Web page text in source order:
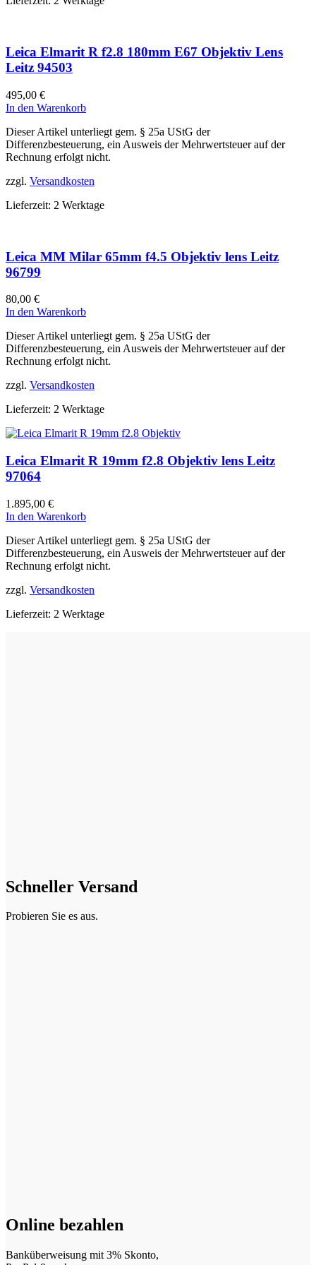
Leica Elmarit R f2.8 180mm E67 Objektiv Lens
Leitz 94503
495,00 €
In den Warenkorb
Dieser Artikel unterliegt gem. § 25a UStG der
Differenzbesteuerung, ein Ausweis der Mehrwertsteuer auf der
Rechnung erfolgt nicht.
zzgl. Versandkosten
Lieferzeit: 2 Werktage
Leica MM Milar 65mm f4.5 Objektiv lens Leitz
96799
80,00 €
In den Warenkorb
Dieser Artikel unterliegt gem. § 25a UStG der
Differenzbesteuerung, ein Ausweis der Mehrwertsteuer auf der
Rechnung erfolgt nicht.
zzgl. Versandkosten
Lieferzeit: 2 Werktage
Leica Elmarit R 19mm f2.8 Objektiv lens Leitz
97064
1.895,00 €
In den Warenkorb
Dieser Artikel unterliegt gem. § 25a UStG der
Differenzbesteuerung, ein Ausweis der Mehrwertsteuer auf der
Rechnung erfolgt nicht.
zzgl. Versandkosten
Lieferzeit: 2 Werktage
Schneller Versand
Probieren Sie es aus.
Online bezahlen
Banküberweisung mit 3% Skonto,